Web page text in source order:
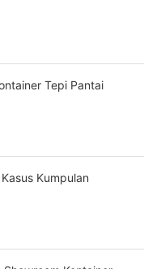
Tepi Pantai
Kumpulan